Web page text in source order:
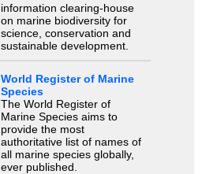
information clearing-house
on marine biodiversity for
science, conservation and
sustainable development.
World Register of Marine
Species
The World Register of
Marine Species aims to
provide the most
authoritative list of names of
all marine species globally,
ever published.